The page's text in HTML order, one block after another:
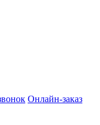
Онлайн-заказ